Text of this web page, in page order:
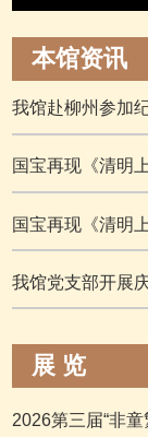
本馆资讯
我馆赴柳州参加
国宝再现《清明
国宝再现《清明
我馆党支部开展
展 览
2026第三届“非童